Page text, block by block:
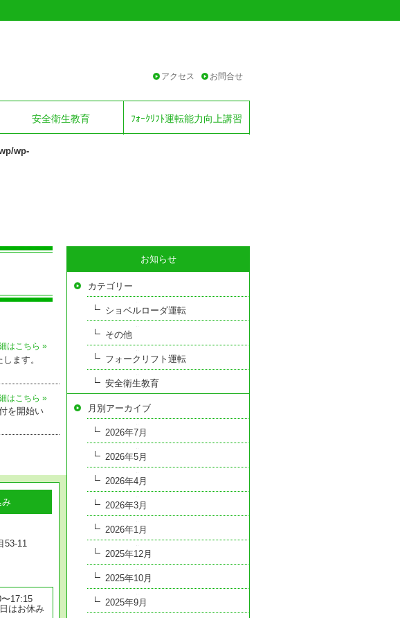
お問合せ
アクセス
安全衛生教育 ﾌｫｰｸﾘﾌﾄ運転能力向上講習
wp-
はこちら »
ます。
はこちら »
を開始い
お知らせ
カテゴリー
ショベルローダ運転
その他
フォークリフト運転
安全衛生教育
月別アーカイブ
2026年7月
2026年5月
2026年4月
2026年3月
2026年1月
2025年12月
2025年10月
2025年9月
み
53-11
17:15
はお休み